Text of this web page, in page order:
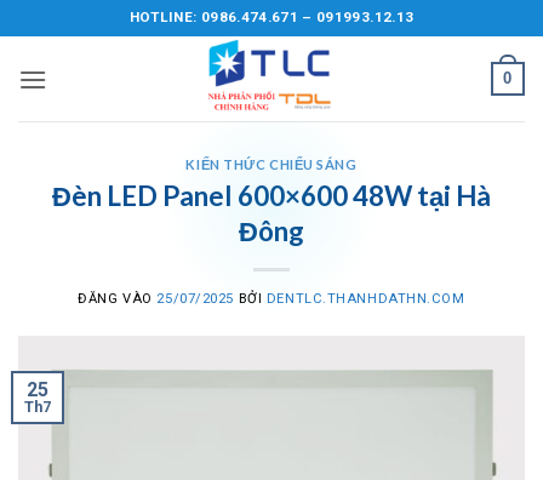
qua
nội
HOTLINE: 0986.474.671 – 091993.12.13
0
KIẾN THỨC CHIẾU SÁNG
Đèn LED Panel 600×600 48W tại Hà
Đông
ĐĂNG VÀO 25/07/2025 BỞI DENTLC.THANHDATHN.COM
25
Th7